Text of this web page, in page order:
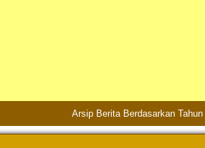
Arsip Berita Berdasarkan